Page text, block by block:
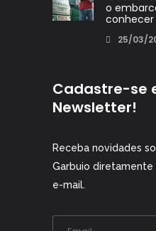
o
conhecer
25/03/
Cadastre-se
Newsletter!
Receba novidades
Garbuio
e-mail.